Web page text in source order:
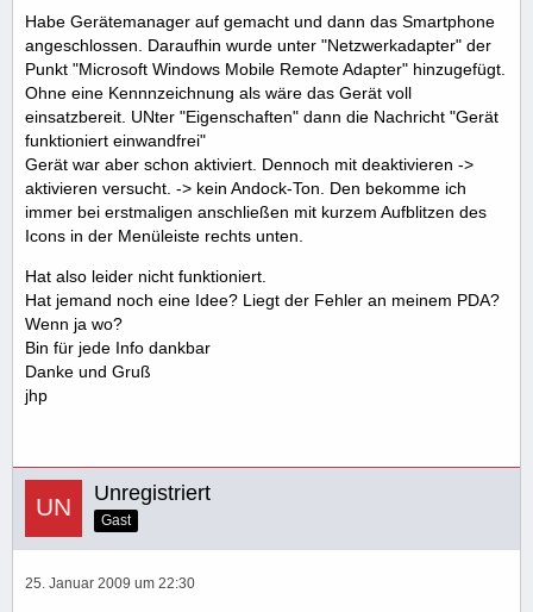
Habe Gerätemanager auf gemacht und dann das Smartphone
angeschlossen. Daraufhin wurde unter "Netzwerkadapter" der
Punkt "Microsoft Windows Mobile Remote Adapter" hinzugefügt.
Ohne eine Kennnzeichnung als wäre das Gerät voll
einsatzbereit. UNter "Eigenschaften" dann die Nachricht "Gerät
funktioniert einwandfrei"
Gerät war aber schon aktiviert. Dennoch mit deaktivieren ->
aktivieren versucht. -> kein Andock-Ton. Den bekomme ich
immer bei erstmaligen anschließen mit kurzem Aufblitzen des
Icons in der Menüleiste rechts unten.
Hat also leider nicht funktioniert.
Hat jemand noch eine Idee? Liegt der Fehler an meinem PDA?
Wenn ja wo?
Bin für jede Info dankbar
Danke und Gruß
jhp
Unregistriert
Gast
25. Januar 2009 um 22:30